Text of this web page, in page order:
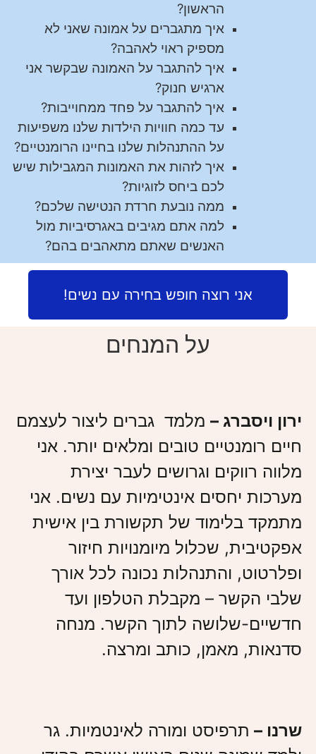
הראשון?
איך מתגברים על אמונה שאני לא
מספיק ראוי לאהבה?
איך להתגבר על האמונה שבקשר אני
ארגיש חנוק?
איך להתגבר על פחד ממחוייבות?
עד כמה חוויות הילדות שלנו משפיעות
על ההתנהלות שלנו בחיינו הרומנטיים?
איך לזהות את האמונות המגבילות שיש
לכם ביחס לזוגיות?
ממה נובעת חרדת הנטישה שלכם?
למה אתם מגיבים באגרסיביות מול
האנשים שאתם מתאהבים בהם?
אני רוצה חופש בחירה עם נשים!
על המנחים
ירון ויסברג – מלמד גברים ליצור לעצמם
חיים רומנטיים טובים ומלאים יותר. אני
מלווה רווקים וגרושים לעבר יצירת
מערכות יחסים אינטימיות עם נשים. אני
מתמקד בלימוד של תקשורת בין אישית
אפקטיבית, שכלול מיומנויות חיזור
ופלרטוט, והתנהלות נכונה לכל אורך
שלבי הקשר – מקבלת הטלפון ועד
חדשיים-שלושה לתוך הקשר. מנחה
סדנאות, מאמן, כותב ומרצה.
שרנו – תרפיסט ומורה לאינטמיות. גר